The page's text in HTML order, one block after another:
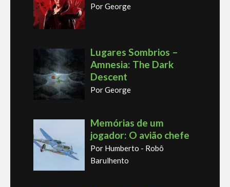
Por George
Lugares Sombrios –
Amnesia: The Dark
Descent
Por George
Memórias de um
jogador: O avião chefe
Por Humberto - Robô
Barulhento